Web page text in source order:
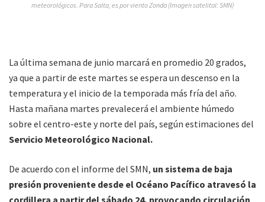
meteorológicos. Para Salta, es por viento Zonda (Imagen satelital: SMN)
La última semana de junio marcará en promedio 20 grados,
ya que a partir de este martes se espera un descenso en la
temperatura y el inicio de la temporada más fría del año.
Hasta mañana martes prevalecerá el ambiente húmedo
sobre el centro-este y norte del país, según estimaciones del
Servicio Meteorológico Nacional.
De acuerdo con el informe del SMN, un sistema de baja
presión proveniente desde el Océano Pacífico atravesó la